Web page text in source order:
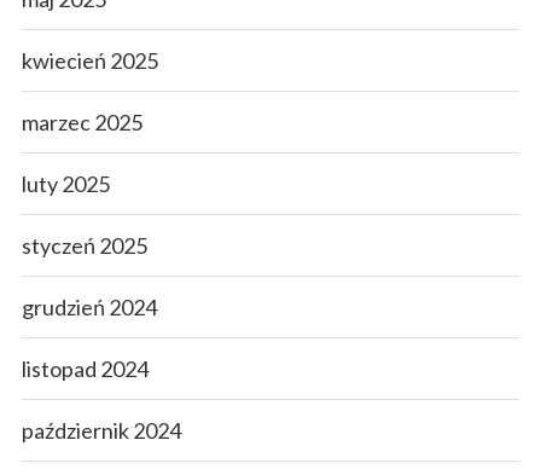
kwiecień 2025
marzec 2025
luty 2025
styczeń 2025
grudzień 2024
listopad 2024
październik 2024